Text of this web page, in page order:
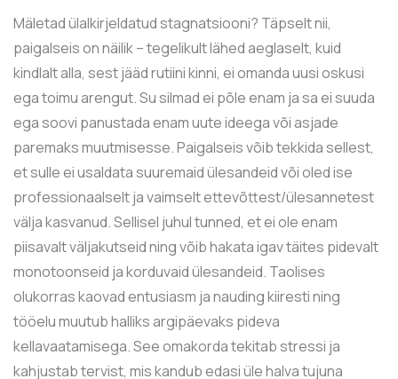
Mäletad ülalkirjeldatud stagnatsiooni? Täpselt nii,
paigalseis on näilik – tegelikult lähed aeglaselt, kuid
kindlalt alla, sest jääd rutiini kinni, ei omanda uusi oskusi
ega toimu arengut. Su silmad ei põle enam ja sa ei suuda
ega soovi panustada enam uute ideega või asjade
paremaks muutmisesse. Paigalseis võib tekkida sellest,
et sulle ei usaldata suuremaid ülesandeid või oled ise
professionaalselt ja vaimselt ettevõttest/ülesannetest
välja kasvanud. Sellisel juhul tunned, et ei ole enam
piisavalt väljakutseid ning võib hakata igav täites pidevalt
monotoonseid ja korduvaid ülesandeid. Taolises
olukorras kaovad entusiasm ja nauding kiiresti ning
tööelu muutub halliks argipäevaks pideva
kellavaatamisega. See omakorda tekitab stressi ja
kahjustab tervist, mis kandub edasi üle halva tujuna